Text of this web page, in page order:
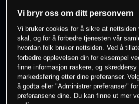
7 dager
-
30
-
0% av kunder erpå
Vi bryr oss om ditt personvern
Vi bruker cookies for å sikre at nettsiden
skal, og for å forbedre tjenesten vår
hvordan folk bruker nettsiden. Ved å
forbedre opplevelsen din for eksempel
finne informasjon raskere, og skreddersy
markedsføring etter dine preferanser.
å godta eller "Administrer preferanser"
preferansene dine. Du kan finne ut mer